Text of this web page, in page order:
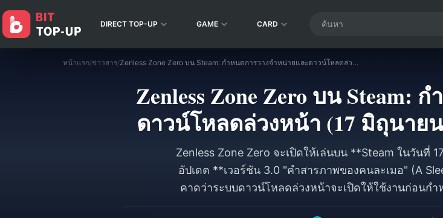
DIRECT TOP-UP GAME CARD
หน้าแรก/ข่าวสาร/ Zenless Zone Zero บน Steam: กำหนดการวางจำหน่ายและดาวน์โหลดล่วงหน้า (17 มิถุนายน 2026) - คู่มือฉบับสมบูรณ์
Zenless Zone Zero บน Steam:
ดาวน์โหลดล่วงหน้า (17 มิถุนา
Zenless Zone Zero จะเปิดให้เล่นบน **Steam ในวันที่
อัปเดต **เวอร์ชัน 3.0 "คำสารภาพของคนละเมอ" (A
คาดว่าระบบดาวน์โหลดล่วงหน้าจะเปิดให้ใช้งานก่อนก